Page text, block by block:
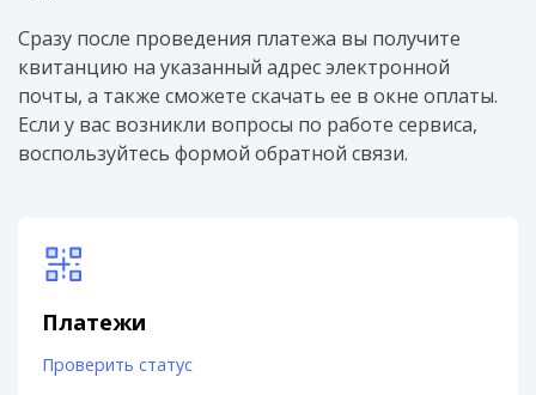
Сразу после проведения платежа вы получите
квитанцию на указанный адрес электронной
почты, а также сможете скачать ее в окне оплаты.
Если у вас возникли вопросы по работе сервиса,
воспользуйтесь формой обратной связи.
Платежи
Проверить статус